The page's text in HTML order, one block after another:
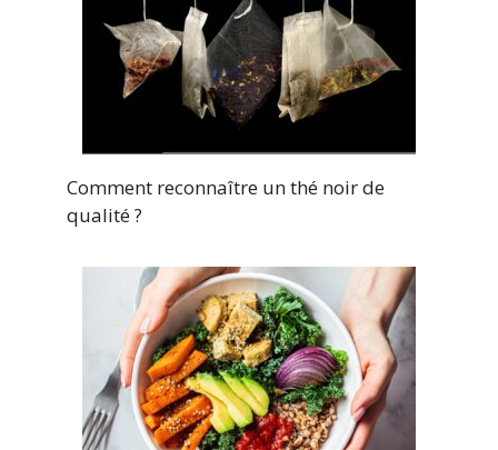
Comment reconnaître un thé noir de
qualité ?